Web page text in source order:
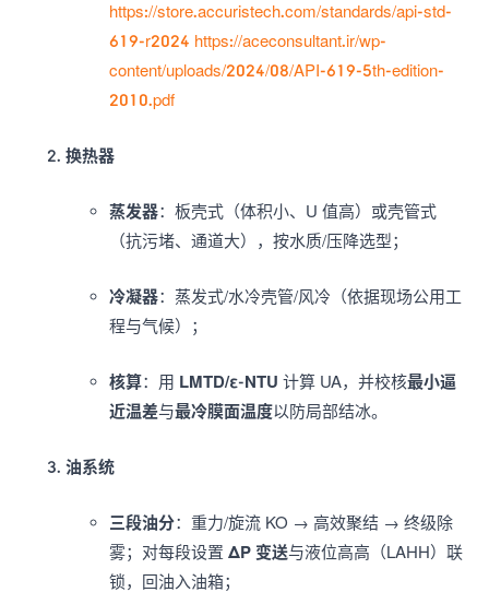
https://store.accuristech.com/standards/api-std-
619-r2024 https://aceconsultant.ir/wp-
content/uploads/2024/08/API-619-5th-edition-
2010.pdf
换热器
蒸发器：板壳式（体积小、U 值高）或壳管式
（抗污堵、通道大），按水质/压降选型；
冷凝器：蒸发式/水冷壳管/风冷（依据现场公用工
程与气候）；
核算：用 LMTD/ε-NTU 计算 UA，并校核最小逼
近温差与最冷膜面温度以防局部结冰。
油系统
三段油分：重力/旋流 KO → 高效聚结 → 终级除
雾；对每段设置 ΔP 变送与液位高高（LAHH）联
锁，回油入油箱；